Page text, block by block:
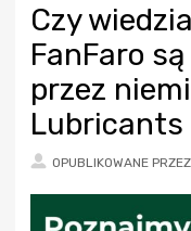
Czy
FanFaro
przez
Lubricants
OPUBLIKOWANE